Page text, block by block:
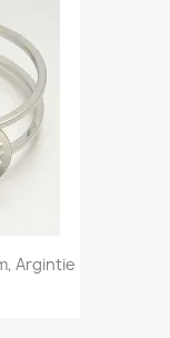
Argintie